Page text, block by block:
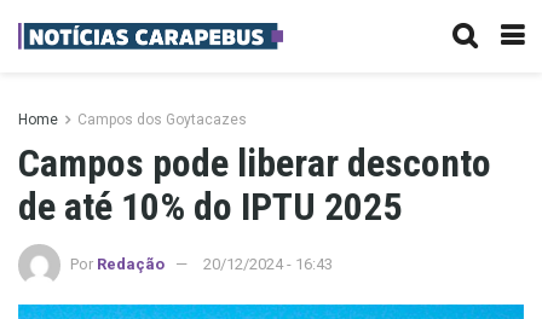
Home Campos dos Goytacazes
Campos pode liberar desconto
de até 10% do IPTU 2025
Por Redação 20/12/2024 - 16:43